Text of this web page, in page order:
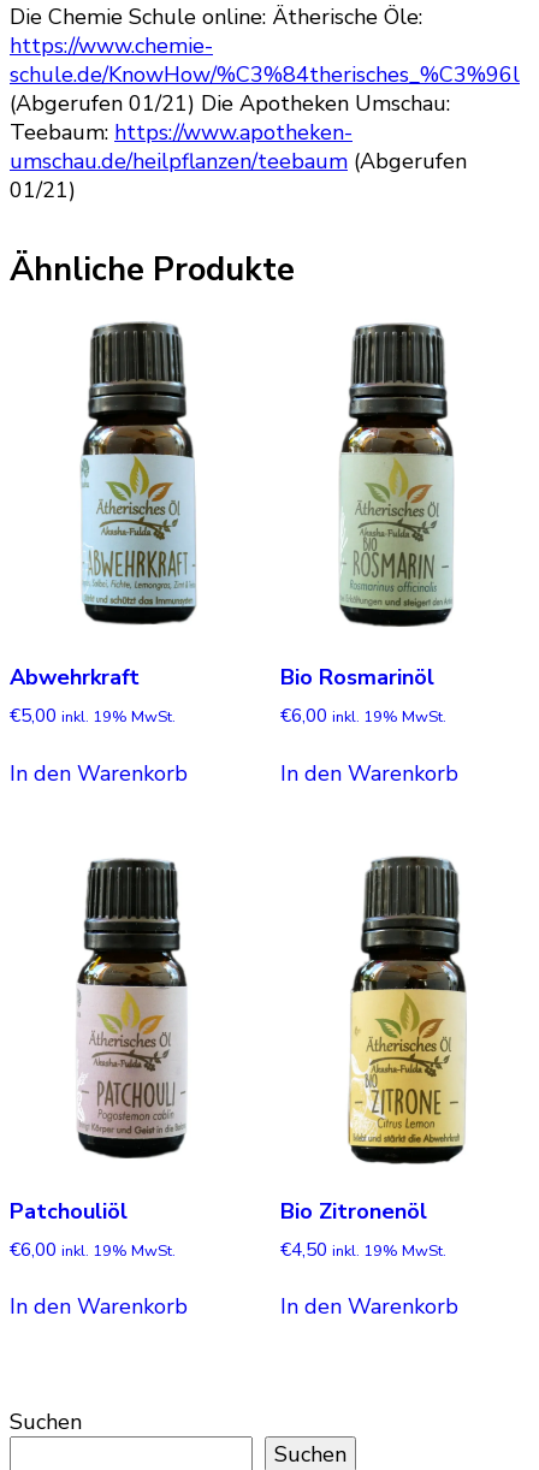
Die Chemie Schule online: Ätherische Öle:
https://www.chemie-
schule.de/KnowHow/%C3%84therisches_%C3%96l
(Abgerufen 01/21) Die Apotheken Umschau:
Teebaum: https://www.apotheken-
umschau.de/heilpflanzen/teebaum (Abgerufen
01/21)
Ähnliche Produkte
Abwehrkraft
€5,00 inkl. 19% MwSt.
In den Warenkorb
Bio Rosmarinöl
€6,00 inkl. 19% MwSt.
In den Warenkorb
Patchouliöl
€6,00 inkl. 19% MwSt.
In den Warenkorb
Bio Zitronenöl
€4,50 inkl. 19% MwSt.
In den Warenkorb
Suchen
Suchen